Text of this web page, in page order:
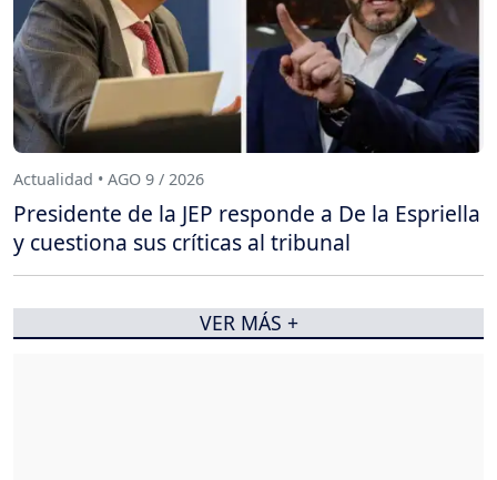
Actualidad • AGO 9 / 2026
Presidente de la JEP responde a De la Espriella
y cuestiona sus críticas al tribunal
VER MÁS +